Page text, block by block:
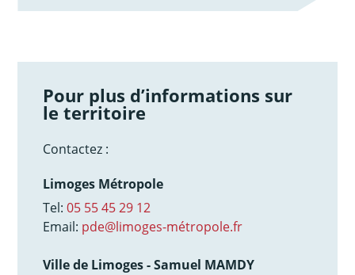
Pour plus d’informations sur
le territoire
Contactez :
Limoges Métropole
Tel:05 55 45 29 12
Email: pde@limoges-métropole.fr
Ville de Limoges - Samuel MAMDY